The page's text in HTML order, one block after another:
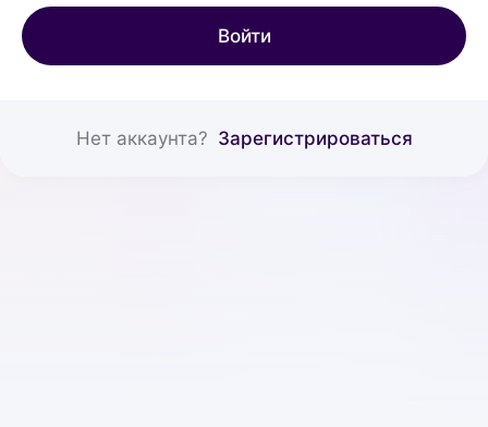
Войти
Нет аккаунта? Зарегистрироваться